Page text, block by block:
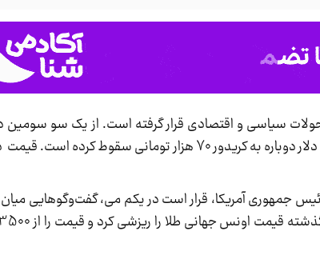
سیاسی و اقتصادی قرار گرفته است. از یک سو سومین
آمریکا در مسقط در حال برگزاری است و از سوی دیگر، قیمت دلار دوباره به کریدور 70
جمهوری آمریکا، قرار است در یکم می، گفت‌وگوهایی